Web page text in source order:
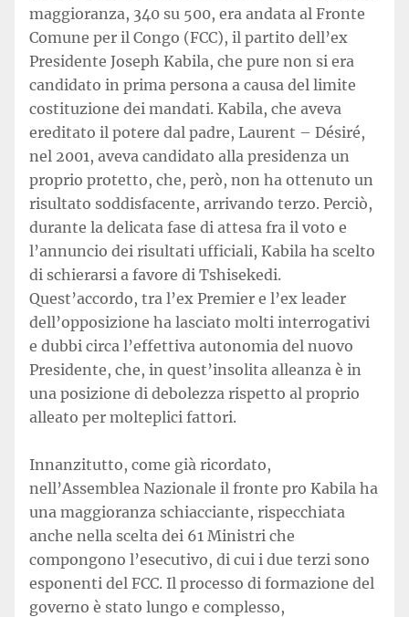
maggioranza, 340 su 500, era andata al Fronte
Comune per il Congo (FCC), il partito dell’ex
Presidente Joseph Kabila, che pure non si era
candidato in prima persona a causa del limite
costituzione dei mandati. Kabila, che aveva
ereditato il potere dal padre, Laurent – Désiré,
nel 2001, aveva candidato alla presidenza un
proprio protetto, che, però, non ha ottenuto un
risultato soddisfacente, arrivando terzo. Perciò,
durante la delicata fase di attesa fra il voto e
l’annuncio dei risultati ufficiali, Kabila ha scelto
di schierarsi a favore di Tshisekedi.
Quest’accordo, tra l’ex Premier e l’ex leader
dell’opposizione ha lasciato molti interrogativi
e dubbi circa l’effettiva autonomia del nuovo
Presidente, che, in quest’insolita alleanza è in
una posizione di debolezza rispetto al proprio
alleato per molteplici fattori.
Innanzitutto, come già ricordato,
nell’Assemblea Nazionale il fronte pro Kabila ha
una maggioranza schiacciante, rispecchiata
anche nella scelta dei 61 Ministri che
compongono l’esecutivo, di cui i due terzi sono
esponenti del FCC. Il processo di formazione del
governo è stato lungo e complesso,